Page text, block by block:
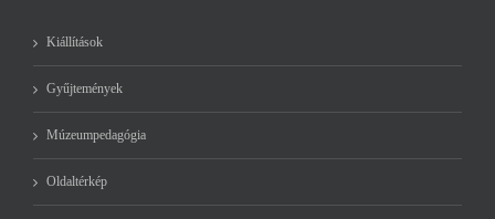
Kiállítások
Gyűjtemények
Múzeumpedagógia
Oldaltérkép